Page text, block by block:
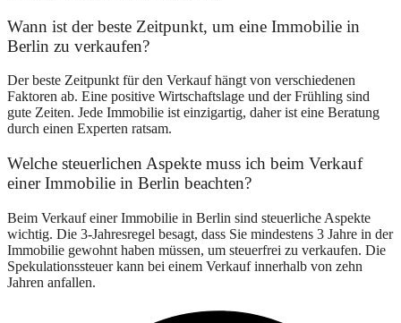
Wann ist der beste Zeitpunkt, um eine Immobilie in
Berlin zu verkaufen?
Der beste Zeitpunkt für den Verkauf hängt von verschiedenen
Faktoren ab. Eine positive Wirtschaftslage und der Frühling sind
gute Zeiten. Jede Immobilie ist einzigartig, daher ist eine Beratung
durch einen Experten ratsam.
Welche steuerlichen Aspekte muss ich beim Verkauf
einer Immobilie in Berlin beachten?
Beim Verkauf einer Immobilie in Berlin sind steuerliche Aspekte
wichtig. Die 3-Jahresregel besagt, dass Sie mindestens 3 Jahre in der
Immobilie gewohnt haben müssen, um steuerfrei zu verkaufen. Die
Spekulationssteuer kann bei einem Verkauf innerhalb von zehn
Jahren anfallen.